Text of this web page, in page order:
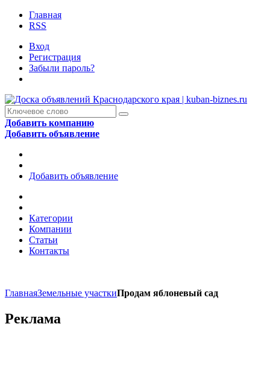
Главная
RSS
Вход
Регистрация
Забыли пароль?
Добавить компанию
Добавить объявление
Добавить объявление
Категории
Компании
Статьи
Контакты
ГлавнаяЗемельные участкиПродам яблоневый сад
Реклама